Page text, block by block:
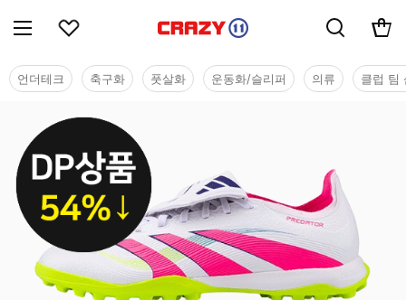
언더테크 축구화 풋살화 운동화/슬리퍼 의류 클럽 팀